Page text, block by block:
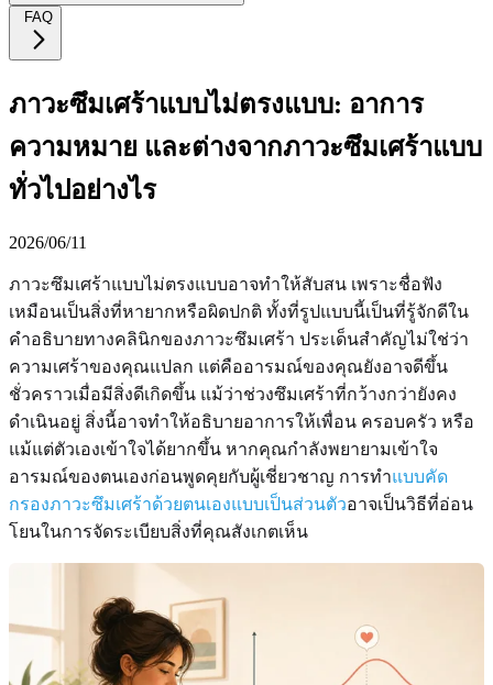
FAQ
ภาวะซึมเศร้าแบบไม่ตรงแบบ: อาการ
ความหมาย และต่างจากภาวะซึมเศร้าแบบ
ทั่วไปอย่างไร
2026/06/11
ภาวะซึมเศร้าแบบไม่ตรงแบบอาจทำให้สับสน เพราะชื่อฟัง
เหมือนเป็นสิ่งที่หายากหรือผิดปกติ ทั้งที่รูปแบบนี้เป็นที่รู้จักดีใน
คำอธิบายทางคลินิกของภาวะซึมเศร้า ประเด็นสำคัญไม่ใช่ว่า
ความเศร้าของคุณแปลก แต่คืออารมณ์ของคุณยังอาจดีขึ้น
ชั่วคราวเมื่อมีสิ่งดีเกิดขึ้น แม้ว่าช่วงซึมเศร้าที่กว้างกว่ายังคง
ดำเนินอยู่ สิ่งนี้อาจทำให้อธิบายอาการให้เพื่อน ครอบครัว หรือ
แม้แต่ตัวเองเข้าใจได้ยากขึ้น หากคุณกำลังพยายามเข้าใจ
อารมณ์ของตนเองก่อนพูดคุยกับผู้เชี่ยวชาญ การทำแบบคัด
กรองภาวะซึมเศร้าด้วยตนเองแบบเป็นส่วนตัวอาจเป็นวิธีที่อ่อน
โยนในการจัดระเบียบสิ่งที่คุณสังเกตเห็น